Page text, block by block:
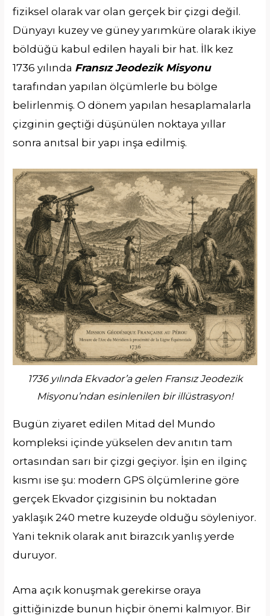
fiziksel olarak var olan gerçek bir çizgi değil.
Dünyayı kuzey ve güney yarımküre olarak ikiye
böldüğü kabul edilen hayali bir hat. İlk kez
1736 yılında Fransız Jeodezik Misyonu
tarafından yapılan ölçümlerle bu bölge
belirlenmiş. O dönem yapılan hesaplamalarla
çizginin geçtiği düşünülen noktaya yıllar
sonra anıtsal bir yapı inşa edilmiş.
1736 yılında Ekvador’a gelen Fransız Jeodezik
Misyonu’ndan esinlenilen bir illüstrasyon!
Bugün ziyaret edilen Mitad del Mundo
kompleksi içinde yükselen dev anıtın tam
ortasından sarı bir çizgi geçiyor. İşin en ilginç
kısmı ise şu: modern GPS ölçümlerine göre
gerçek Ekvador çizgisinin bu noktadan
yaklaşık 240 metre kuzeyde olduğu söyleniyor.
Yani teknik olarak anıt birazcık yanlış yerde
duruyor.
Ama açık konuşmak gerekirse oraya
gittiğinizde bunun hiçbir önemi kalmıyor. Bir